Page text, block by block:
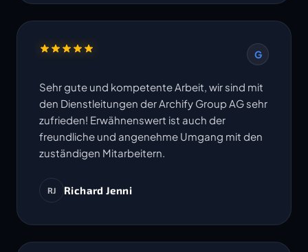
G
Sehr gute und kompetente Arbeit, wir sind mit
den Dienstleitungen der Archify Group AG sehr
zufrieden! Erwähnenswert ist auch der
freundliche und angenehme Umgang mit den
zuständigen Mitarbeitern.
RJ Richard Jenni